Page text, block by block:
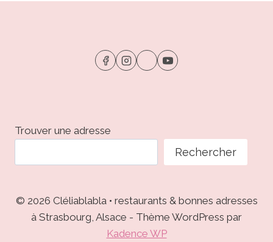
Trouver une adresse
Rechercher
© 2026 Cléliablabla • restaurants & bonnes adresses
à Strasbourg, Alsace - Thème WordPress par
Kadence WP